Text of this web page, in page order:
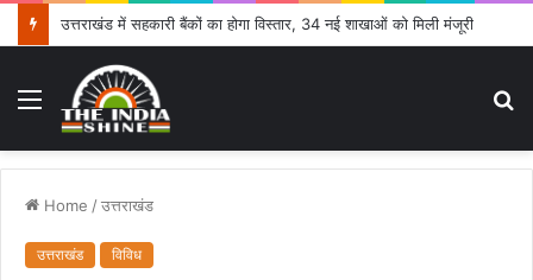
उत्तराखंड में सहकारी बैंकों का होगा विस्तार, 34 नई शाखाओं को मिली मंजूरी
Menu
Home /उत्तराखंड
उत्तराखंड विविध